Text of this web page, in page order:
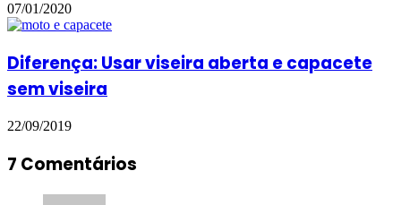
07/01/2020
Diferença: Usar viseira aberta e capacete
sem viseira
22/09/2019
7 Comentários